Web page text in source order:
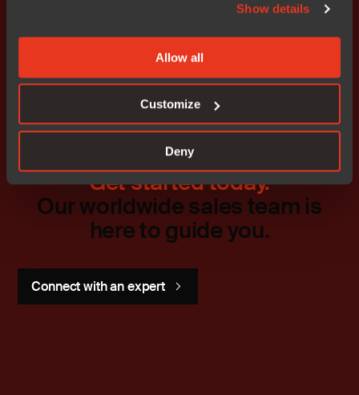
Show details
Allow all
Customize
Deny
Get started today.
Our worldwide sales team is
here to guide you.
Connect with an expert